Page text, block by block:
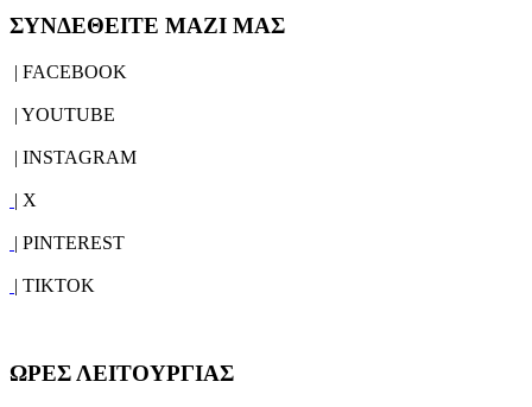
ΣΥΝΔΕΘΕΙΤΕ ΜΑΖΙ ΜΑΣ
| FACEBOOK
| YOUTUBE
| INSTAGRAM
| X
| PINTEREST
| TIKTOK
ΩΡΕΣ ΛΕΙΤΟΥΡΓΙΑΣ